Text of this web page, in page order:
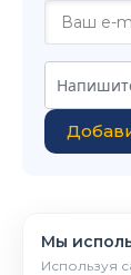
Мы
Используя